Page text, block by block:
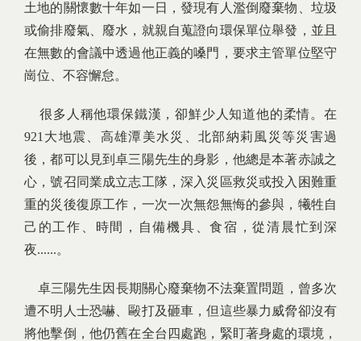
土地的關懷數十年如一日，發現有人濫倒廢棄物、垃圾
或偷排廢氣、廢水，就親自蒐證向環保單位舉發，並且
在無數的會議中透過他正義的嗓門，要求主管單位堅守
崗位、不容懈怠。
很多人稱他環保鐵漢，卻鮮少人知道他的柔情。在
921大地震、高雄潭美水災、北部納莉風災等災害過
後，都可以見到卓三陽先生的身影，他總是本著赤誠之
心，號召同業成立志工隊，深入災區救災或投入困難重
重的災後復原工作，一次一次無怨無悔的參與，犧牲自
己的工作、時間，自備機具、食宿，從清晨忙到深
夜......。
卓三陽先生因長期關心廢棄物不法棄置問題，曾多次
遭不明人士恐嚇、毆打及砸車，但這些暴力威脅卻沒有
將他擊倒，他仍舊在全台四處跑，緊盯著身處的環境，